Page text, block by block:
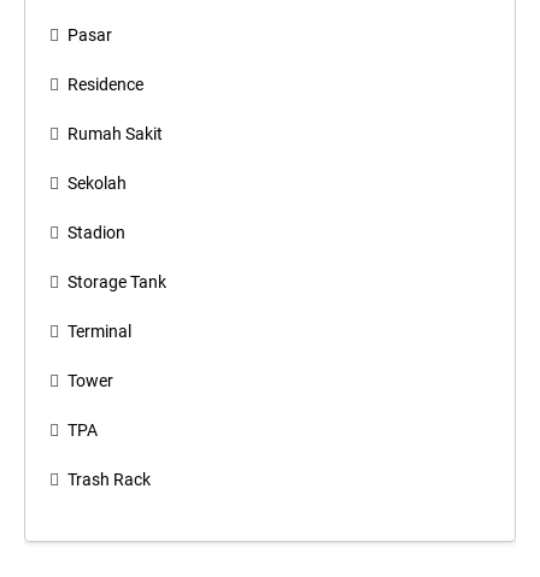
Pasar
Residence
Rumah Sakit
Sekolah
Stadion
Storage Tank
Terminal
Tower
TPA
Trash Rack